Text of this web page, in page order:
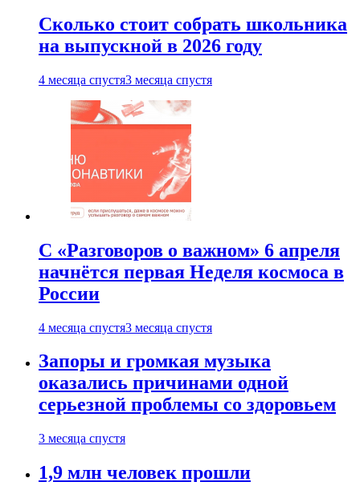
Сколько стоит собрать школьника
на выпускной в 2026 году
4 месяца спустя3 месяца спустя
С «Разговоров о важном» 6 апреля
начнётся первая Неделя космоса в
России
4 месяца спустя3 месяца спустя
Запоры и громкая музыка
оказались причинами одной
серьезной проблемы со здоровьем
3 месяца спустя
1,9 млн человек прошли